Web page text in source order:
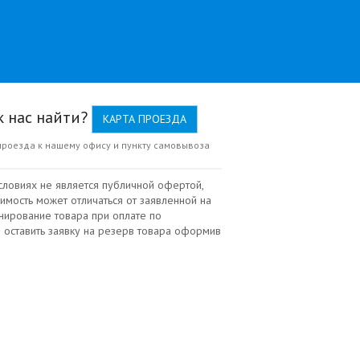
нас найти? КАРТА ПРОЕЗДА
к нашему офису и пункту самовывоза
не является публичной офертой,
может отличаться от заявленной на
товара при оплате по
заявку на резерв товара оформив